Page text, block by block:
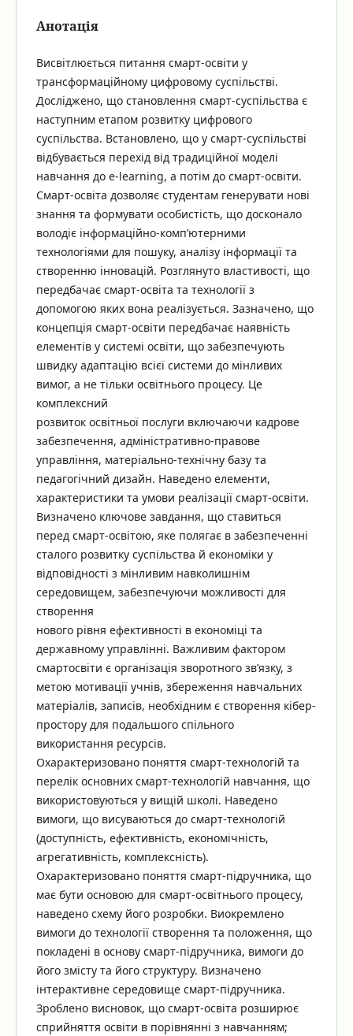
Анотація
Висвітлюється питання смарт-освіти у
трансформаційному цифровому суспільстві.
Досліджено, що становлення смарт-суспільства є
наступним етапом розвитку цифрового
суспільства. Встановлено, що у смарт-суспільстві
відбувається перехід від традиційної моделі
навчання до e-learning, а потім до смарт-освіти.
Смарт-освіта дозволяє студентам генерувати нові
знання та формувати особистість, що досконало
володіє інформаційно-комп’ютерними
технологіями для пошуку, аналізу інформації та
створенню інновацій. Розглянуто властивості, що
передбачає смарт-освіта та технології з
допомогою яких вона реалізується. Зазначено, що
концепція смарт-освіти передбачає наявність
елементів у системі освіти, що забезпечують
швидку адаптацію всієї системи до мінливих
вимог, а не тільки освітнього процесу. Це
комплексний
розвиток освітньої послуги включаючи кадрове
забезпечення, адміністративно-правове
управління, матеріально-технічну базу та
педагогічний дизайн. Наведено елементи,
характеристики та умови реалізації смарт-освіти.
Визначено ключове завдання, що ставиться
перед смарт-освітою, яке полягає в забезпеченні
сталого розвитку суспільства й економіки у
відповідності з мінливим навколишнім
середовищем, забезпечуючи можливості для
створення
нового рівня ефективності в економіці та
державному управлінні. Важливим фактором
смартосвіти є організація зворотного зв’язку, з
метою мотивації учнів, збереження навчальних
матеріалів, записів, необхідним є створення кібер-
простору для подальшого спільного
використання ресурсів.
Охарактеризовано поняття смарт-технологій та
перелік основних смарт-технологій навчання, що
використовуються у вищій школі. Наведено
вимоги, що висуваються до смарт-технологій
(доступність, ефективність, економічність,
агрегативність, комплексність).
Охарактеризовано поняття смарт-підручника, що
має бути основою для смарт-освітнього процесу,
наведено схему його розробки. Виокремлено
вимоги до технології створення та положення, що
покладені в основу смарт-підручника, вимоги до
його змісту та його структуру. Визначено
інтерактивне середовище смарт-підручника.
Зроблено висновок, що смарт-освіта розширює
сприйняття освіти в порівнянні з навчанням;